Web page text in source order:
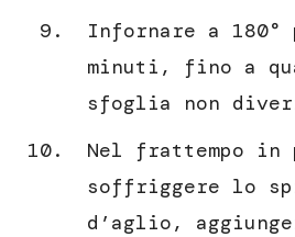
Infornare a 180°
minuti, fino a
sfoglia non
Nel frattempo in
soffriggere lo
d’aglio,